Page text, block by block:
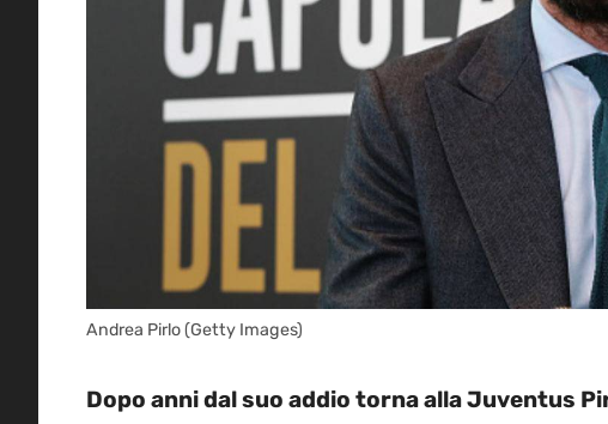
Andrea Pirlo (Getty Images)
Dopo anni dal suo addio torna alla Juventus